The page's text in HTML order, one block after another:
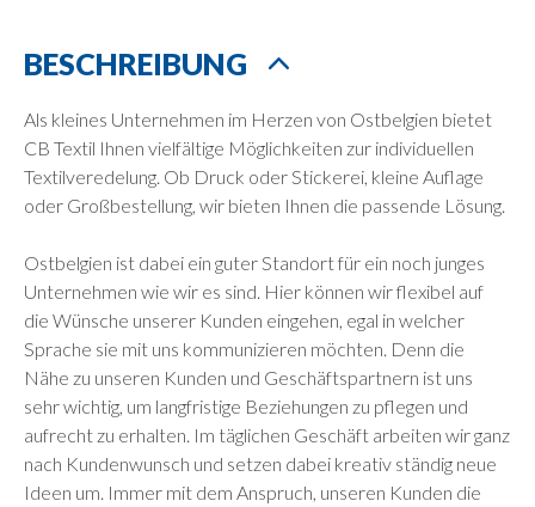
BESCHREIBUNG
Als kleines Unternehmen im Herzen von Ostbelgien bietet
CB Textil Ihnen vielfältige Möglichkeiten zur individuellen
Textilveredelung. Ob Druck oder Stickerei, kleine Auflage
oder Großbestellung, wir bieten Ihnen die passende Lösung.
Ostbelgien ist dabei ein guter Standort für ein noch junges
Unternehmen wie wir es sind. Hier können wir flexibel auf
die Wünsche unserer Kunden eingehen, egal in welcher
Sprache sie mit uns kommunizieren möchten. Denn die
Nähe zu unseren Kunden und Geschäftspartnern ist uns
sehr wichtig, um langfristige Beziehungen zu pflegen und
aufrecht zu erhalten. Im täglichen Geschäft arbeiten wir ganz
nach Kundenwunsch und setzen dabei kreativ ständig neue
Ideen um. Immer mit dem Anspruch, unseren Kunden die